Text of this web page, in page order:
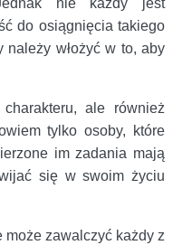
nie każdy jest
do osiągnięcia takiego
włożyć w to, aby
ale również
tylko osoby, które
im zadania mają
się w swoim życiu
może zawalczyć każdy z